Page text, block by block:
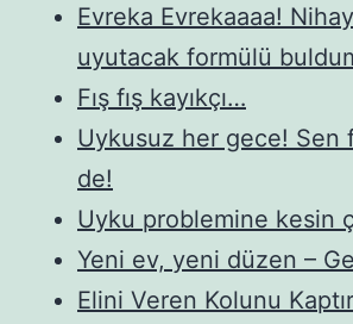
Evreka Evrekaaaa!
uyutacak formülü
Fış fış kayıkçı…
Uykusuz her gece! Sen
de!
Uyku problemine kesin
Yeni ev, yeni düzen –
Elini Veren Kolunu